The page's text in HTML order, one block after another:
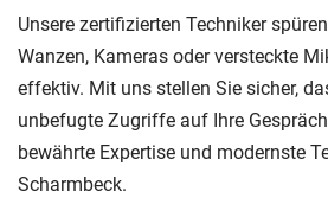
Unsere zertifizierten Techniker
Wanzen, Kameras oder versteckte
effektiv. Mit uns stellen Sie sicher,
unbefugte Zugriffe auf Ihre
bewährte Expertise und modernste
Scharmbeck.